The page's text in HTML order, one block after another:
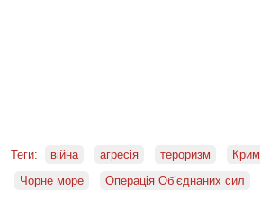
Теги: війна агресія тероризм Крим
Чорне море
Операція Об’єднаних сил